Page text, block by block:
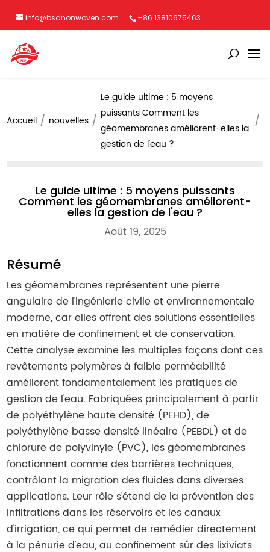
info@bsdnonwoven.com +86 13810675463
Accueil nouvelles
Le guide ultime : 5 moyens
puissants Comment les
géomembranes améliorent-elles la
gestion de l'eau ?
Le guide ultime : 5 moyens puissants
Comment les géomembranes améliorent-
elles la gestion de l'eau ?
Août 19, 2025
Résumé
Les géomembranes représentent une pierre
angulaire de l'ingénierie civile et environnementale
moderne, car elles offrent des solutions essentielles
en matière de confinement et de conservation.
Cette analyse examine les multiples façons dont ces
revêtements polymères à faible perméabilité
améliorent fondamentalement les pratiques de
gestion de l'eau. Fabriquées principalement à partir
de polyéthylène haute densité (PEHD), de
polyéthylène basse densité linéaire (PEBDL) et de
chlorure de polyvinyle (PVC), les géomembranes
fonctionnent comme des barrières techniques,
contrôlant la migration des fluides dans diverses
applications. Leur rôle s'étend de la prévention des
infiltrations dans les réservoirs et les canaux
d'irrigation, ce qui permet de remédier directement
à la pénurie d'eau, au confinement sûr des lixiviats